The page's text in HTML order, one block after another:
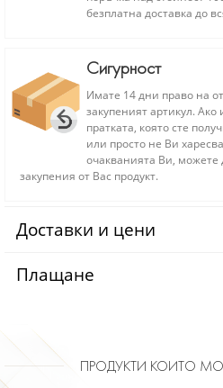
безплатна доставка до
Сигурност
Имате 14 дни право на
закупеният артикул.
пратката, която сте
или просто не Ви
очакванията Ви,
закупения от Вас продукт.
Доставки и цени
Плащане
ПРОДУКТИ КОИТО